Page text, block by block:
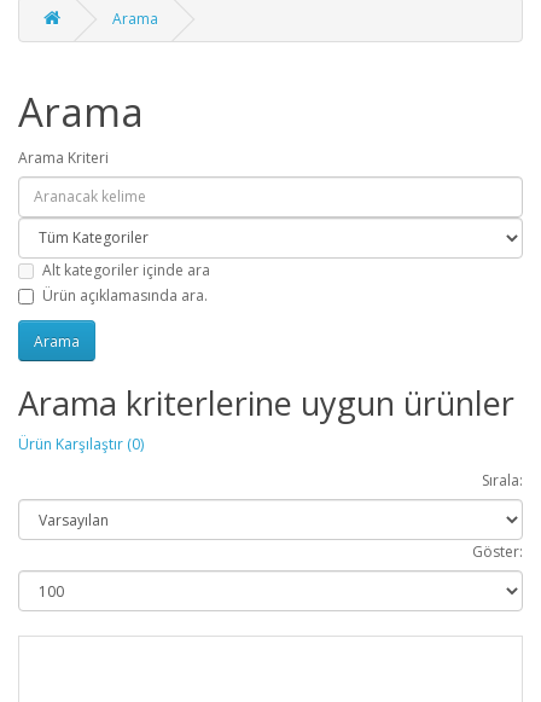
Arama
Arama
Arama Kriteri
Alt kategoriler içinde ara
Ürün açıklamasında ara.
Arama kriterlerine uygun ürünler
Ürün Karşılaştır (0)
Sırala:
Göster: